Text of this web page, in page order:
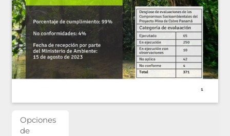
Opciones
de